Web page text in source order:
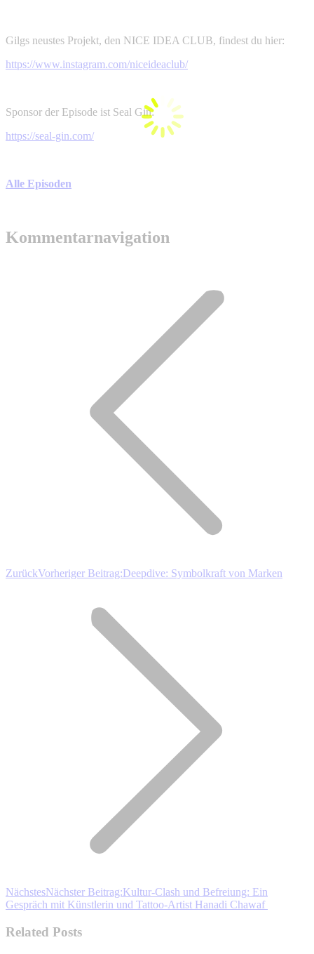
Gilgs neustes Projekt, den NICE IDEA CLUB, findest du hier:
https://www.instagram.com/niceideaclub/
Sponsor der Episode ist Seal Gin:
https://seal-gin.com/
Alle Episoden
Kommentarnavigation
ZurückVorheriger Beitrag:Deepdive: Symbolkraft von Marken
NächstesNächster Beitrag:Kultur-Clash und Befreiung: Ein
Gespräch mit Künstlerin und Tattoo-Artist Hanadi Chawaf
Related Posts